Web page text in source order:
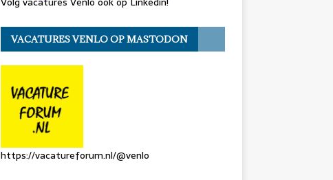
VACATURES VENLO OP MASTODON
https://vacatureforum.nl/@venlo